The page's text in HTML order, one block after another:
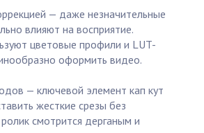
— даже незначительные
влияют на восприятие.
цветовые профили и LUT-
оформить видео.
— ключевой элемент кап кут
жесткие срезы без
смотрится дерганым и